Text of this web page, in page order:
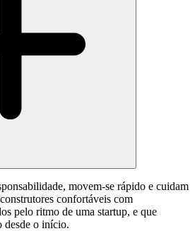
movem-se rápido e cuidam
confortáveis com
pelo ritmo de uma startup, e que
desde o início.